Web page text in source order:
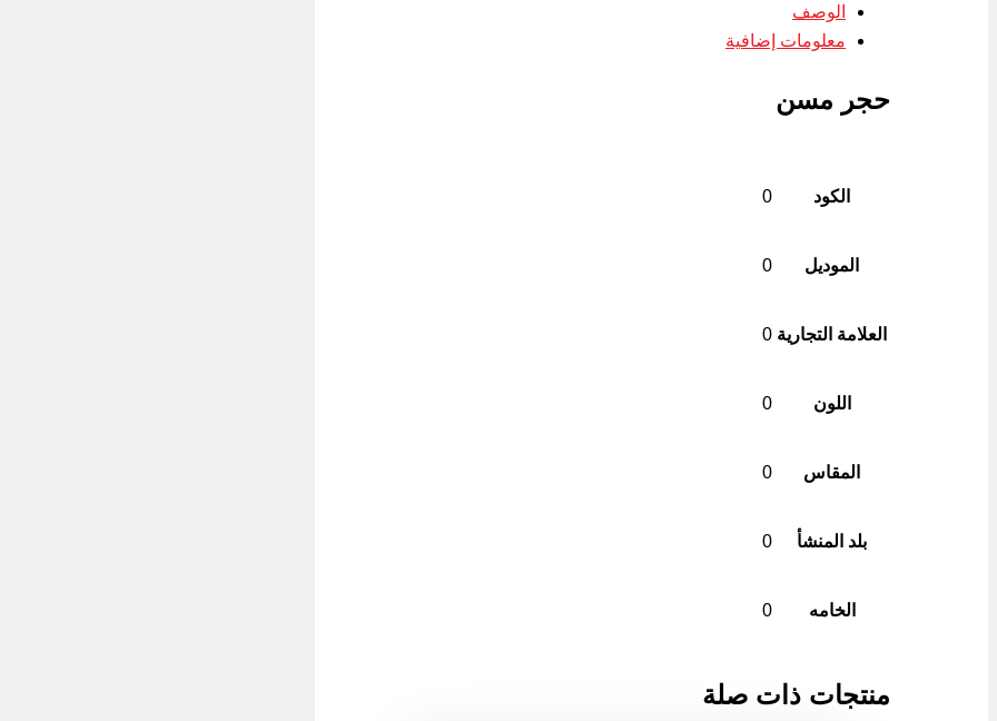
الوصف
معلومات إضافية
حجر مسن
الكود 0
الموديل 0
العلامة التجارية 0
اللون 0
المقاس 0
بلد المنشأ 0
الخامه 0
منتجات ذات صلة